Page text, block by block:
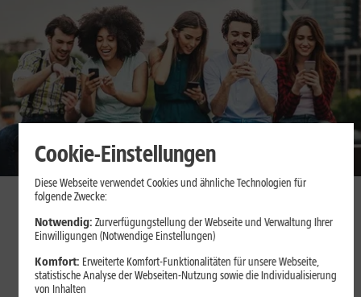
Cookie-Einstellungen
Diese Webseite verwendet Cookies und ähnliche Technologien für
folgende Zwecke:
Notwendig: Zurverfügungstellung der Webseite und Verwaltung Ihrer
Einwilligungen (Notwendige Einstellungen)
Komfort: Erweiterte Komfort-Funktionalitäten für unsere Webseite,
statistische Analyse der Webseiten-Nutzung sowie die Individualisierung
von Inhalten